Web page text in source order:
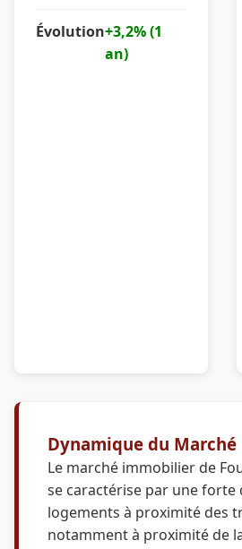
Évolution+3,2% (1
an)
Dynamique du Marché
Le marché immobilier de
se caractérise par une forte
logements à proximité des
notamment à proximité de